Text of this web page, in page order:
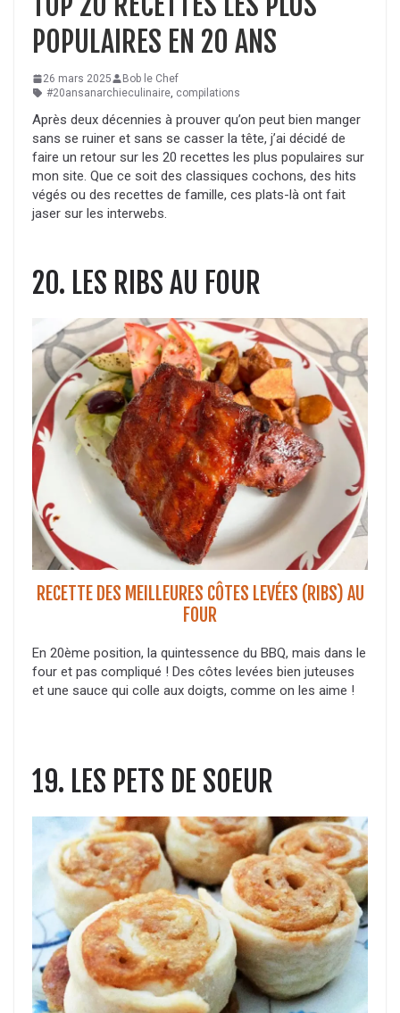
POPULAIRES EN 20 ANS
26 mars 2025
Bob le Chef
#20ansanarchieculinaire, compilations
Après deux décennies à prouver qu’on peut bien manger
sans se ruiner et sans se casser la tête, j’ai décidé de
faire un retour sur les 20 recettes les plus populaires sur
mon site. Que ce soit des classiques cochons, des hits
végés ou des recettes de famille, ces plats-là ont fait
jaser sur les interwebs.
20. LES RIBS AU FOUR
RECETTE DES MEILLEURES CÔTES LEVÉES (RIBS) AU
FOUR
En 20ème position, la quintessence du BBQ, mais dans le
four et pas compliqué ! Des côtes levées bien juteuses
et une sauce qui colle aux doigts, comme on les aime !
19. LES PETS DE SOEUR